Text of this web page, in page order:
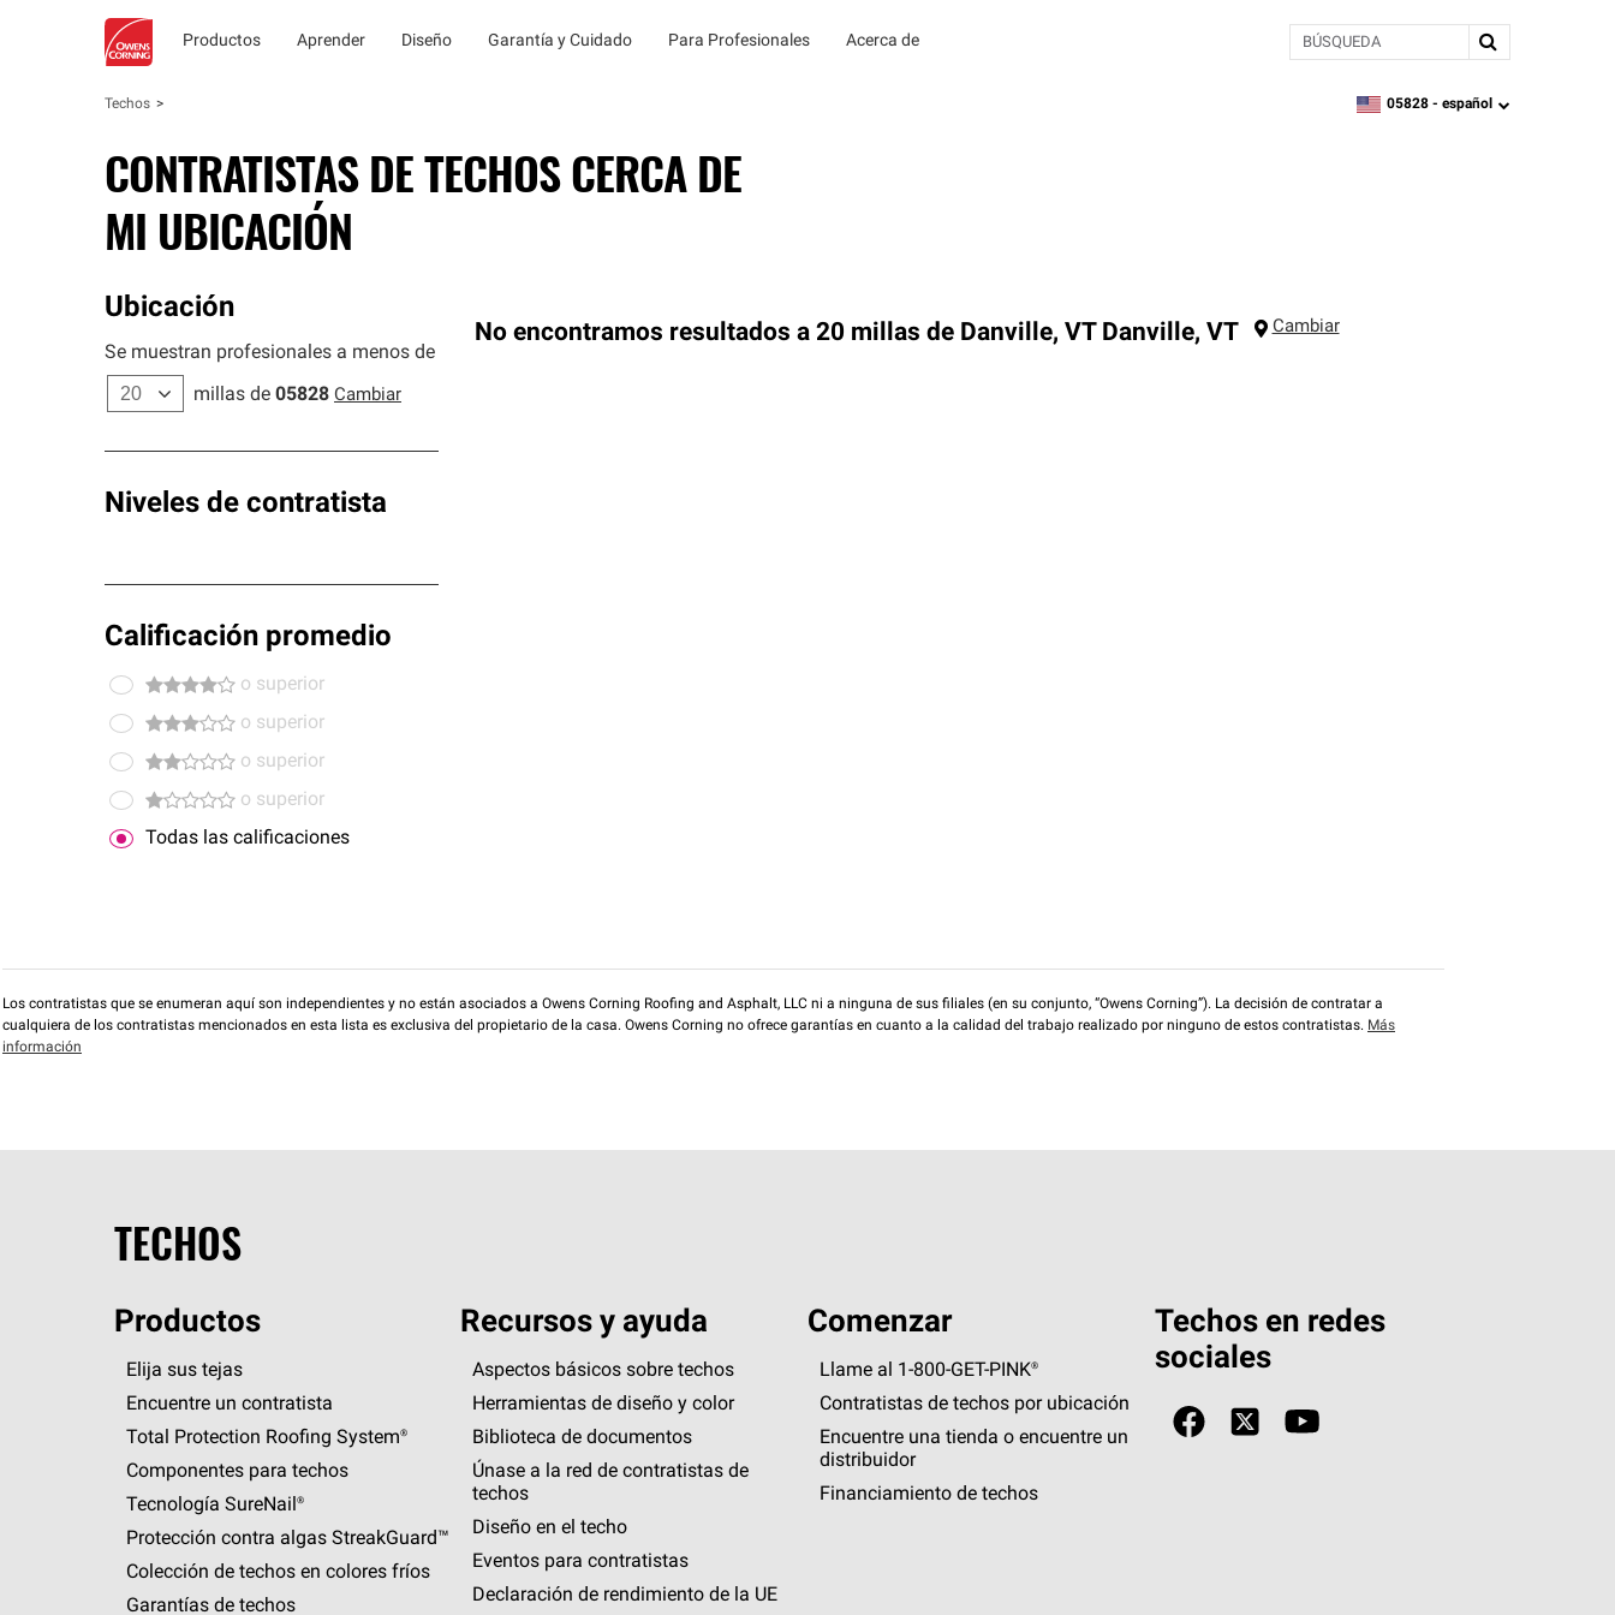
Productos Aprender Diseño Garantía y Cuidado Para Profesionales Acerca de BÚSQUEDA
Techos zipcode,language
05828 - español
CONTRATISTAS DE TECHOS CERCA DE
MI UBICACIÓN
Ubicación
Se muestran profesionales a menos de
millas de 05828 Cambiar
Niveles de contratista
Calificación promedio
o superior
o superior
o superior
o superior
Todas las calificaciones
No encontramos resultados a 20 millas de Danville, VT Danville, VT Cambiar
Los contratistas que se enumeran aquí son independientes y no están asociados a Owens Corning Roofing and Asphalt, LLC ni a ninguna de sus filiales (en su conjunto, “Owens Corning”). La decisión de contratar a
cualquiera de los contratistas mencionados en esta lista es exclusiva del propietario de la casa. Owens Corning no ofrece garantías en cuanto a la calidad del trabajo realizado por ninguno de estos contratistas. Más
información
TECHOS
Productos
Elija sus tejas
Encuentre un contratista
Total Protection Roofing System®
Componentes para techos
Tecnología SureNail®
Protección contra algas StreakGuard™
Colección de techos en colores fríos
Garantías de techos
Recursos y ayuda
Aspectos básicos sobre techos
Herramientas de diseño y color
Biblioteca de documentos
Únase a la red de contratistas de
techos
Diseño en el techo
Eventos para contratistas
Declaración de rendimiento de la UE
Comenzar
Llame al 1-800-GET -PINK®
Contratistas de techos por ubicación
Encuentre una tienda o encuentre un
distribuidor
Financiamiento de techos
Techos en redes
sociales